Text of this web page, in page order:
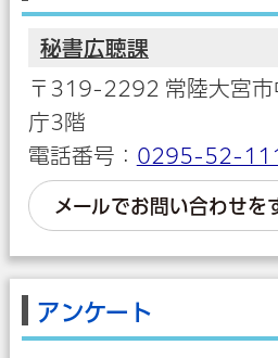
秘書広聴課
〒319-2292 常陸大宮
庁3階
電話番号： 0295-52-
メールでお問い合わせを
アンケート